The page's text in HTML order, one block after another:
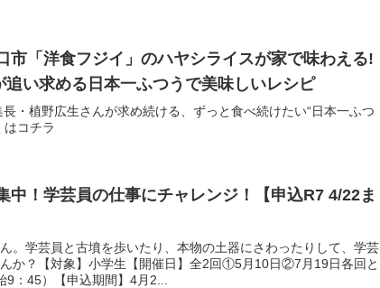
「洋食フジイ」のハヤシライスが家で味わえる!
い求める日本一ふつうで美味しいレシピ
・植野広生さんが求め続ける、ずっと食べ続けたい“日本一ふつ
はコチラ
！学芸員の仕事にチャレンジ！【申込R7 4/22ま
。学芸員と古墳を歩いたり、本物の土器にさわったりして、学芸
か？【対象】小学生【開催日】全2回①5月10日②7月19日各回と
：45）【申込期間】4月2...